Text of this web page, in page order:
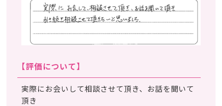
【評価について】
実際にお会いして相談させて頂き、お話を聞いて
頂き